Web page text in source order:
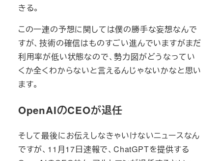
きる。
この一連の予想に関しては僕の勝手な妄想なんで
すが、技術の確信はものすごい進んでいますがまだ
利用率が低い状態なので、勢力図がどうなってい
くか全くわからないと言えるんじゃないかなと思い
ます。
OpenAIのCEOが退任
そして最後にお伝えしなきゃいけないニュースなん
ですが、11月17日速報で、ChatGPTを提供する